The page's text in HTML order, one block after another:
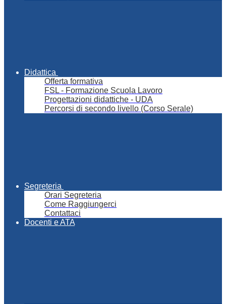
Didattica
Offerta formativa
FSL - Formazione Scuola Lavoro
Progettazioni didattiche - UDA
Percorsi di secondo livello (Corso Serale)
Segreteria
Orari Segreteria
Come Raggiungerci
Contattaci
Docenti e ATA